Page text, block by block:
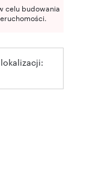
celu budowania